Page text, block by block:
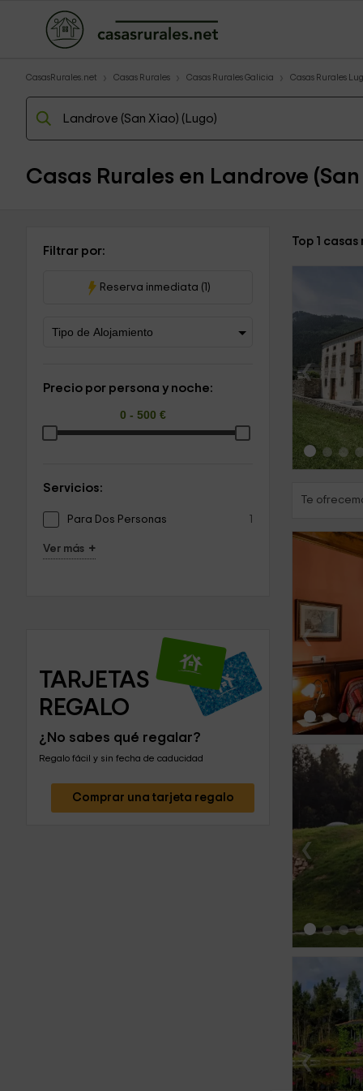
CasasRurales.net Casas Rurales Casas Rurales Galicia Casas Rurales
Casas Rurales en Landrove
Filtrar por:
Reserva inmediata (1)
Precio por persona y noche:
Servicios:
Para Dos Personas 1
Ver más +
TARJETAS
REGALO
¿No sabes qué regalar?
Regalo fácil y sin fecha de caducidad
Comprar una tarjeta regalo
Top 1
‹
Te
‹
‹
‹